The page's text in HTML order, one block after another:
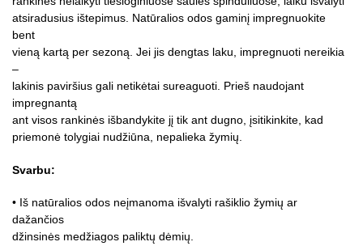
atsiradusius ištepimus. Natūralios odos gaminį impregnuokite
bent
vieną kartą per sezoną. Jei jis dengtas laku, impregnuoti nereikia
–
lakinis paviršius gali netikėtai sureaguoti. Prieš naudojant
impregnantą
ant visos rankinės išbandykite jį tik ant dugno, įsitikinkite, kad
priemonė tolygiai nudžiūna, nepalieka žymių.
Svarbu:
• Iš natūralios odos neįmanoma išvalyti rašiklio žymių ar
dažančios
džinsinės medžiagos paliktų dėmių.